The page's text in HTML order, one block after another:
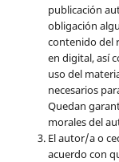
publicación
obligación
contenido del
en digital, así
uso del
necesarios
Quedan
morales del
El autor/a o
acuerdo con